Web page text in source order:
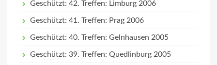
Geschützt: 42. Treffen: Limburg 2006
Geschützt: 41. Treffen: Prag 2006
Geschützt: 40. Treffen: Gelnhausen 2005
Geschützt: 39. Treffen: Quedlinburg 2005